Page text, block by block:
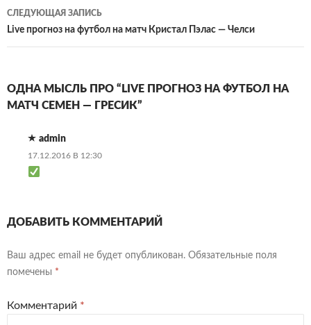
СЛЕДУЮЩАЯ ЗАПИСЬ
Live прогноз на футбол на матч Кристал Пэлас — Челси
ОДНА МЫСЛЬ ПРО “LIVE ПРОГНОЗ НА ФУТБОЛ НА
МАТЧ СЕМЕН — ГРЕСИК”
admin
17.12.2016 В 12:30
ДОБАВИТЬ КОММЕНТАРИЙ
Ваш адрес email не будет опубликован. Обязательные поля
помечены *
Комментарий *